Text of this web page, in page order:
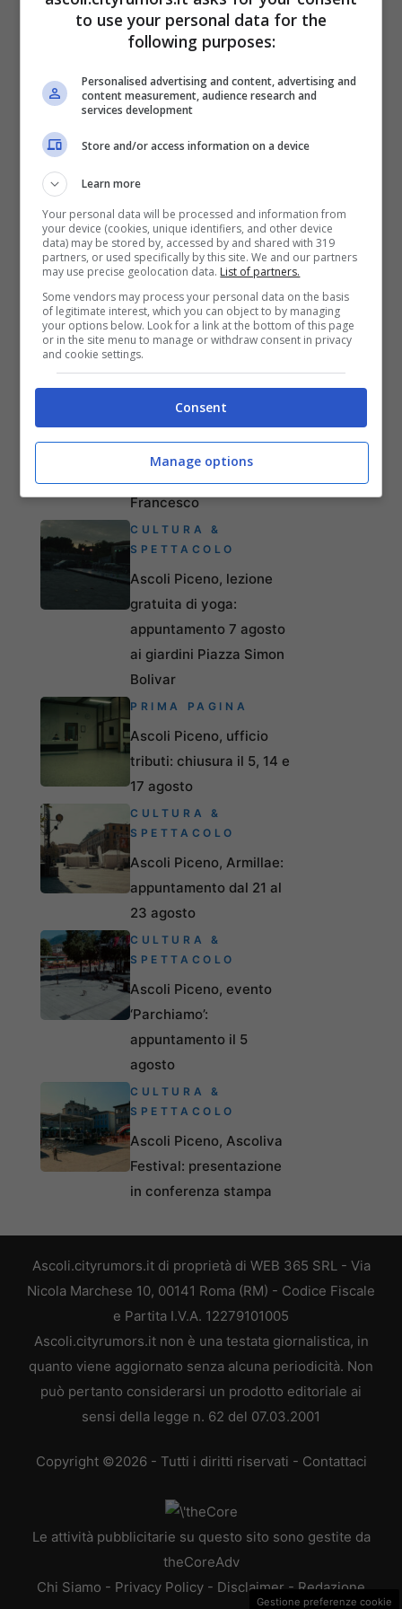
stanzia 140mila euro per il Centro
ARTICOLI RECENTI
CULTURA &
SPETTACOLO
Ascoli Piceno, Ascoliva
Festival: appuntamento
Francesco
CULTURA &
SPETTACOLO
Ascoli Piceno, lezione
gratuita di yoga:
appuntamento 7 agosto
ai giardini Piazza Simon
Bolivar
PRIMA PAGINA
Ascoli Piceno, ufficio
tributi: chiusura il 5, 14 e
17 agosto
CULTURA &
SPETTACOLO
Ascoli Piceno, Armillae:
appuntamento dal 21 al
23 agosto
CULTURA &
SPETTACOLO
Ascoli Piceno, evento
‘Parchiamo’:
appuntamento il 5
agosto
CULTURA &
SPETTACOLO
Ascoli Piceno, Ascoliva
Festival: presentazione
in conferenza stampa
Ascoli.cityrumors.it di proprietà di WEB 365 SRL - Via
Nicola Marchese 10, 00141 Roma (RM) - Codice Fiscale
e Partita I.V.A. 12279101005
Ascoli.cityrumors.it non è una testata giornalistica, in
quanto viene aggiornato senza alcuna periodicità. Non
può pertanto considerarsi un prodotto editoriale ai
sensi della legge n. 62 del 07.03.2001
Copyright ©2026 - Tutti i diritti riservati - Contattaci
Le attività pubblicitarie su questo sito sono gestite da
theCoreAdv
Chi Siamo - Privacy Policy - Disclaimer - Redazione
Gestione preferenze cookie
to use your personal data for the
following purposes:
Personalised advertising and content, advertising and
content measurement, audience research and
services development
Store and/or access information on a device
Learn more
Your personal data will be processed and information from
your device (cookies, unique identifiers, and other device
data) may be stored by, accessed by and shared with 319
partners, or used specifically by this site. We and our partners
may use precise geolocation data. List of partners.
Some vendors may process your personal data on the basis
of legitimate interest, which you can object to by managing
your options below. Look for a link at the bottom of this page
or in the site menu to manage or withdraw consent in privacy
and cookie settings.
Consent
Manage options